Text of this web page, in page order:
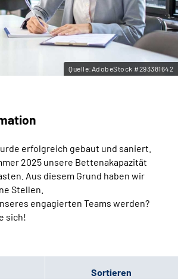
Quelle:AdobeStock #293381642
erfolgreich gebaut und saniert.
2025 unsere Bettenakapazität
Aus diesem Grund haben wir
Stellen.
engagierten Teams werden?
sich!
Sortieren